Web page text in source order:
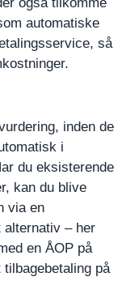
automatiske
så
inden de
i
du eksisterende
kan du blive
via en
alternativ – her
en ÅOP på
på